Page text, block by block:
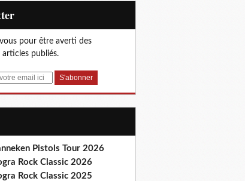
pour être averti des
articles publiés.
Pistols Tour 2026
Rock Classic 2026
Rock Classic 2025